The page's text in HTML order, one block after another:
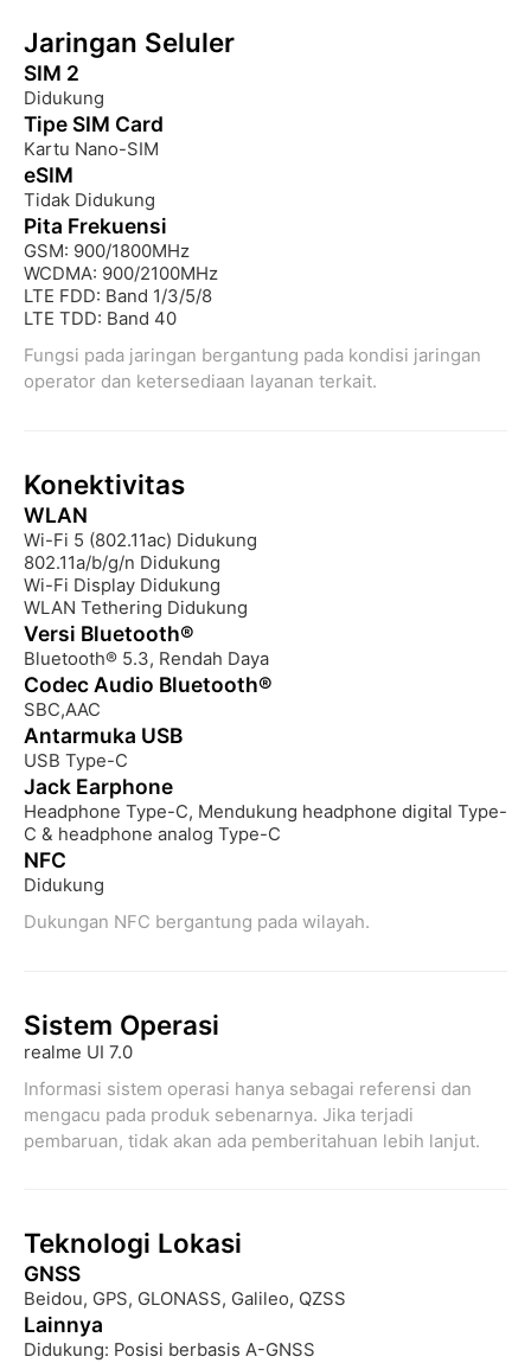
Jaringan Seluler
SIM 2
Didukung
Tipe SIM Card
Kartu Nano-SIM
eSIM
Tidak Didukung
Pita Frekuensi
GSM: 900/1800MHz
WCDMA: 900/2100MHz
LTE FDD: Band 1/3/5/8
LTE TDD: Band 40
Fungsi pada jaringan bergantung pada kondisi jaringan
operator dan ketersediaan layanan terkait.
Konektivitas
WLAN
Wi-Fi 5 (802.11ac) Didukung
802.11a/b/g/n Didukung
Wi-Fi Display Didukung
WLAN Tethering Didukung
Versi Bluetooth®
Bluetooth® 5.3, Rendah Daya
Codec Audio Bluetooth®
SBC,AAC
Antarmuka USB
USB Type-C
Jack Earphone
Headphone Type-C, Mendukung headphone digital Type-
C & headphone analog Type-C
NFC
Didukung
Dukungan NFC bergantung pada wilayah.
Sistem Operasi
realme UI 7.0
Informasi sistem operasi hanya sebagai referensi dan
mengacu pada produk sebenarnya. Jika terjadi
pembaruan, tidak akan ada pemberitahuan lebih lanjut.
Teknologi Lokasi
GNSS
Beidou, GPS, GLONASS, Galileo, QZSS
Lainnya
Didukung: Posisi berbasis A-GNSS